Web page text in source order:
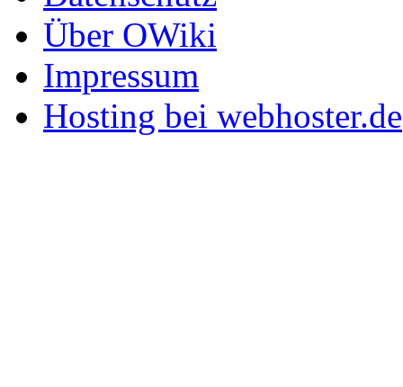
Über OWiki
Impressum
Hosting bei webhoster.de